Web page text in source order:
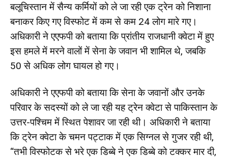
बलूचिस्तान में सैन्य कर्मियों को ले जा रही एक ट्रेन को निशाना
बनाकर किए गए विस्फोट में कम से कम 24 लोग मारे गए।
अधिकारी ने एएफपी को बताया कि प्रांतीय राजधानी क्वेटा में हुए
इस हमले में मरने वालों में सेना के जवान भी शामिल थे, जबकि
50 से अधिक लोग घायल हो गए।
अधिकारी ने एएफपी को बताया कि सेना के जवानों और उनके
परिवार के सदस्यों को ले जा रही यह ट्रेन क्वेटा से पाकिस्तान के
उत्तर-पश्चिम में स्थित पेशावर जा रही थी। अधिकारी ने बताया
कि ट्रेन क्वेटा के चमन पट्टाक में एक सिग्नल से गुजर रही थी,
“तभी विस्फोटक से भरे एक डिब्बे ने एक डिब्बे को टक्कर मार दी,